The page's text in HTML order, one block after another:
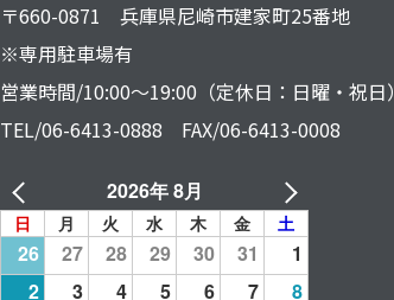
〒660-0871 兵庫県尼崎市建家町25番地
※専用駐車場有
営業時間/10:00～19:00（定休日：日曜・祝日）
TEL/06-6413-0888 FAX/06-6413-0008
2026年 8月
日 月 火 水 木 金 土
26 27 28 29 30 31
1
2
3 4 5 6 7 8